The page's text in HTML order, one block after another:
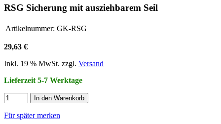
RSG Sicherung mit ausziehbarem Seil
Artikelnummer: GK-RSG
29,63 €
Inkl. 19 % MwSt. zzgl. Versand
Lieferzeit 5-7 Werktage
In den Warenkorb
Für später merken